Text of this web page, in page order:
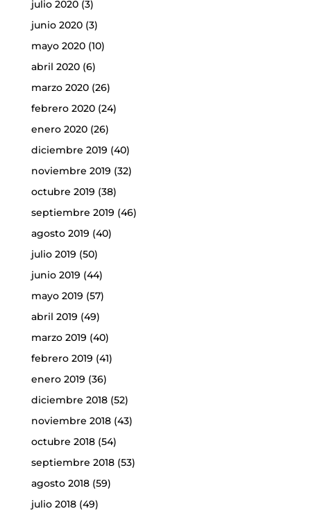
julio 2020(3)
junio 2020(3)
mayo 2020(10)
abril 2020(6)
marzo 2020(26)
febrero 2020(24)
enero 2020(26)
diciembre 2019 (40)
noviembre 2019 (32)
octubre 2019 (38)
septiembre 2019 (46)
agosto 2019 (40)
julio 2019 (50)
junio 2019 (44)
mayo 2019 (57)
abril 2019 (49)
marzo 2019 (40)
febrero 2019 (41)
enero 2019 (36)
diciembre 2018(52)
noviembre 2018(43)
octubre 2018(54)
septiembre 2018(53)
agosto 2018(59)
julio 2018(49)